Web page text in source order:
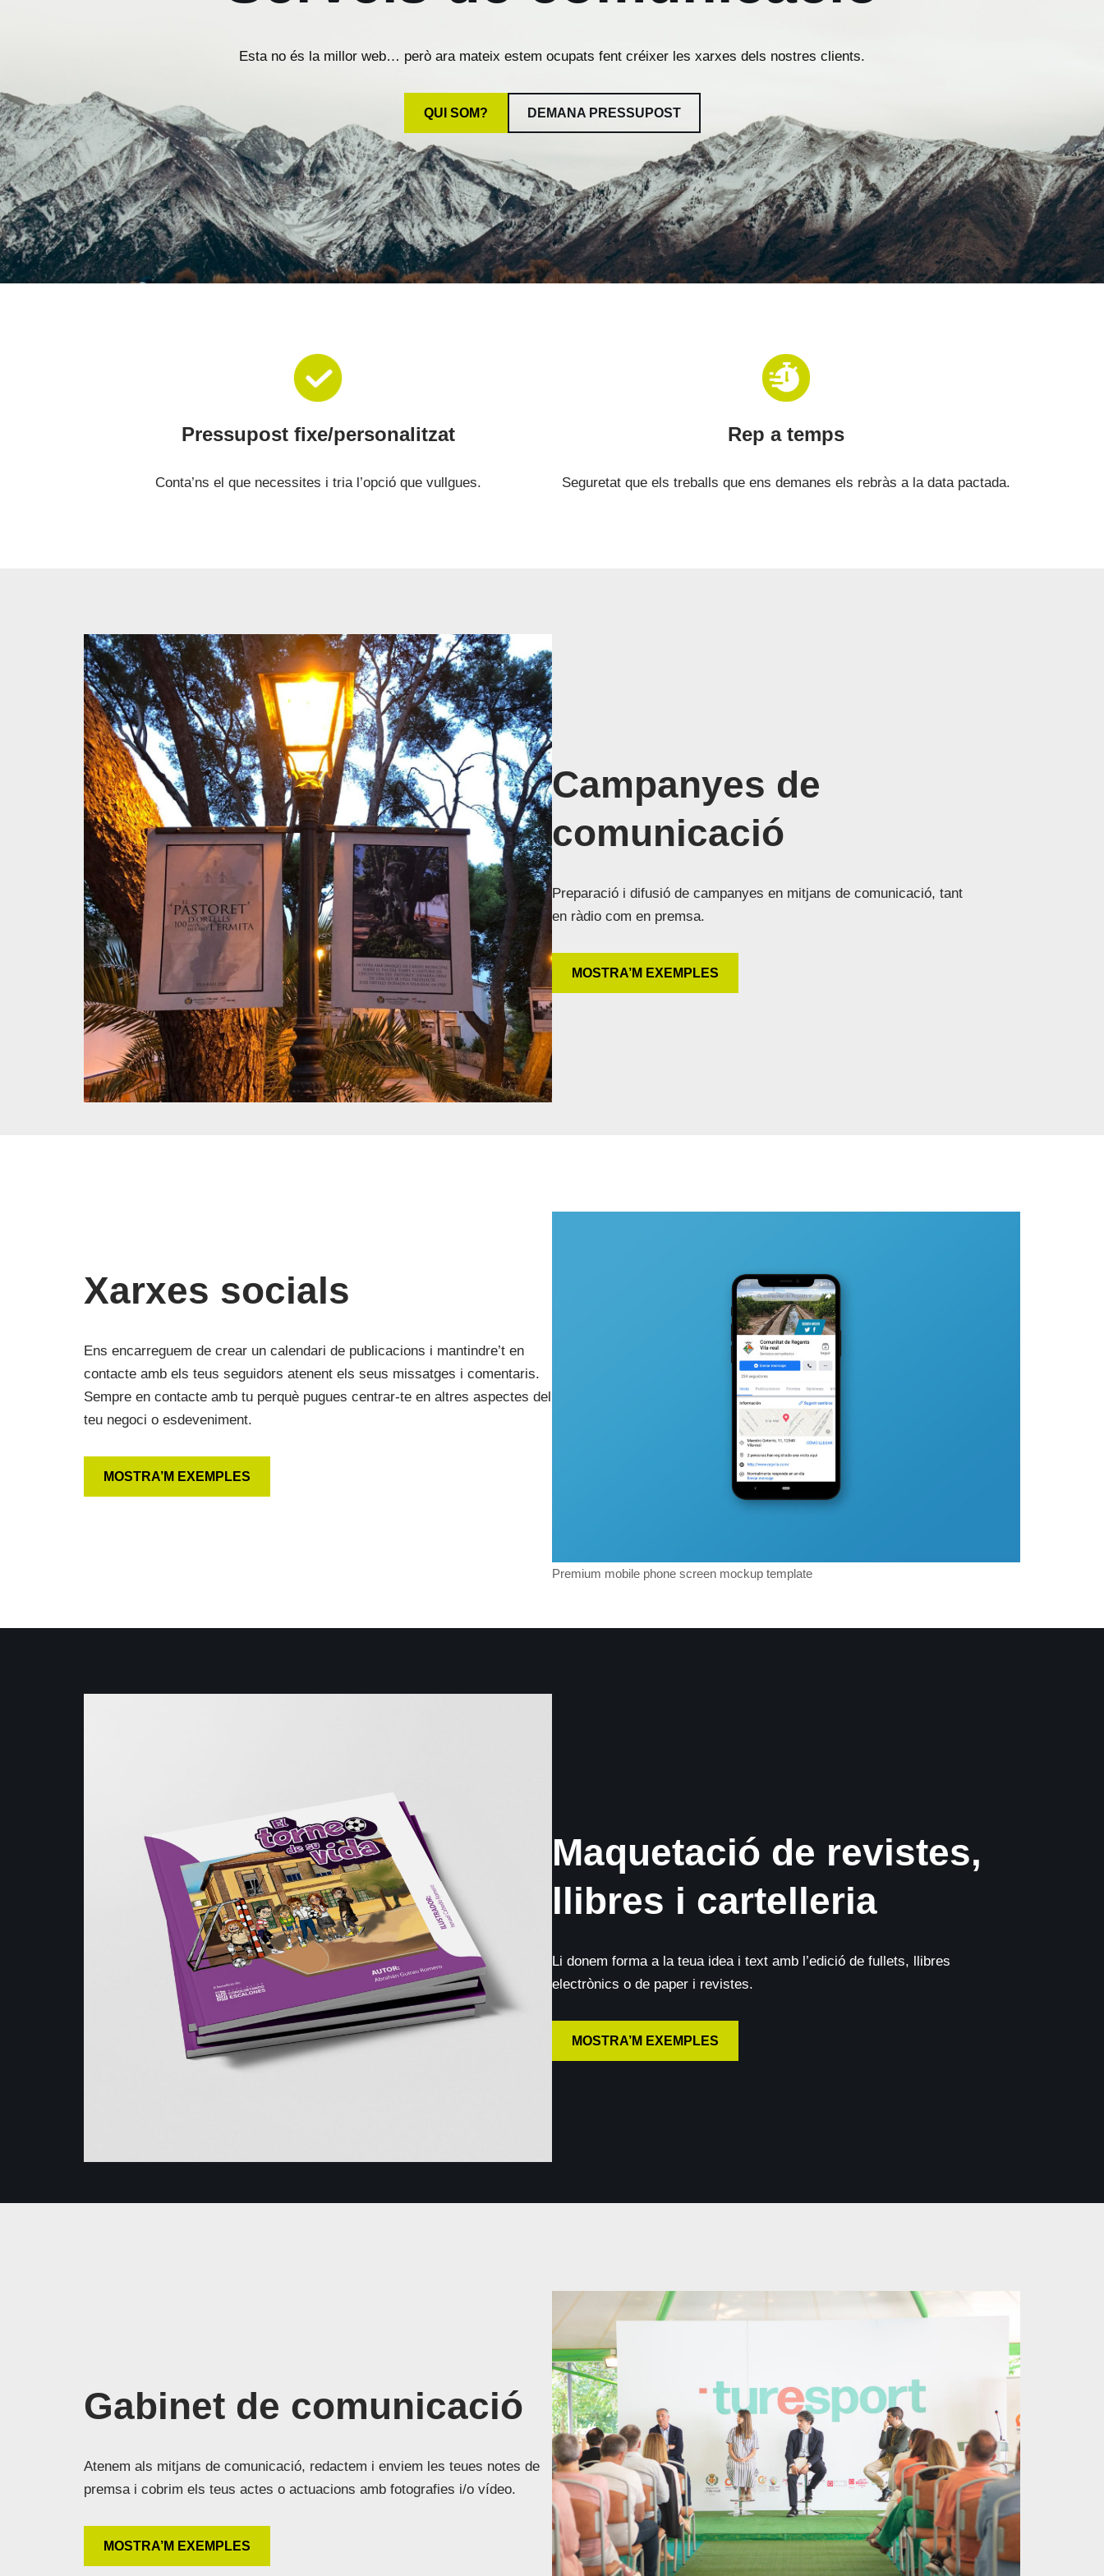
Esta no és la millor web… però ara mateix estem ocupats fent créixer les xarxes dels nostres clients.
QUI SOM? DEMANA PRESSUPOST
Pressupost fixe/personalitzat
Conta’ns el que necessites i tria l’opció que vullgues.
Rep a temps
Seguretat que els treballs que ens demanes els rebràs a la data pactada.
Campanyes de
comunicació
Preparació i difusió de campanyes en mitjans de comunicació, tant
en ràdio com en premsa.
MOSTRA’M EXEMPLES
Xarxes socials
Ens encarreguem de crear un calendari de publicacions i mantindre’t en
contacte amb els teus seguidors atenent els seus missatges i comentaris.
Sempre en contacte amb tu perquè pugues centrar-te en altres aspectes del
teu negoci o esdeveniment.
MOSTRA’M EXEMPLES
Premium mobile phone screen mockup template
Maquetació de revistes,
llibres i cartelleria
Li donem forma a la teua idea i text amb l’edició de fullets, llibres
electrònics o de paper i revistes.
MOSTRA’M EXEMPLES
Gabinet de comunicació
Atenem als mitjans de comunicació, redactem i enviem les teues notes de
premsa i cobrim els teus actes o actuacions amb fotografies i/o vídeo.
MOSTRA’M EXEMPLES